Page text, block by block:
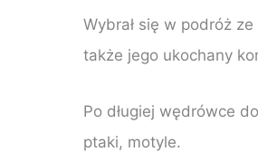
Wybrał się w podróż
także jego ukochany
Po długiej wędrówce
ptaki, motyle.